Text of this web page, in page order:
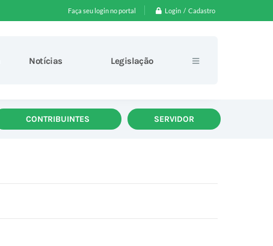
Faça seu login no portal Login / Cadastro
Notícias Legislação
CONTRIBUINTES SERVIDOR